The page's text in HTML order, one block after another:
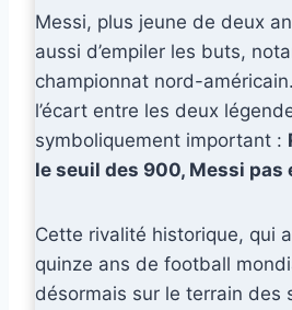
Messi, plus jeune de deux
aussi d’empiler les buts,
championnat nord-
l’écart entre les deux
symboliquement important :
le seuil des 900, Messi pas
Cette rivalité historique, qui
quinze ans de football
désormais sur le terrain des